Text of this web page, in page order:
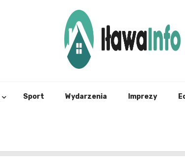
Sport Wydarzenia Imprezy